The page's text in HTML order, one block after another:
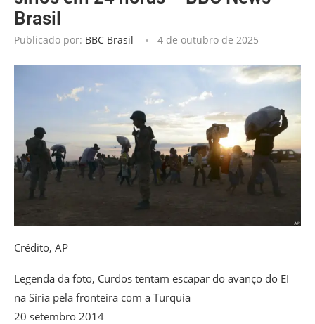
Brasil
Publicado por: BBC Brasil 4 de outubro de 2025
Crédito, AP
Legenda da foto, Curdos tentam escapar do avanço do EI
na Síria pela fronteira com a Turquia
20 setembro 2014